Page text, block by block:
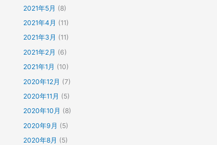
2021年5月 (8)
2021年4月 (11)
2021年3月 (11)
2021年2月 (6)
2021年1月 (10)
2020年12月 (7)
2020年11月 (5)
2020年10月 (8)
2020年9月 (5)
2020年8月 (5)